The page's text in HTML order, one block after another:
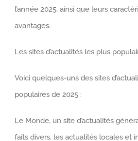
l’année 2025, ainsi que leurs
avantages.
Les sites d’actualités les plus
Voici quelques-uns des sites
populaires de 2025 :
Le Monde, un site d’actualités
faits divers, les actualités locales et